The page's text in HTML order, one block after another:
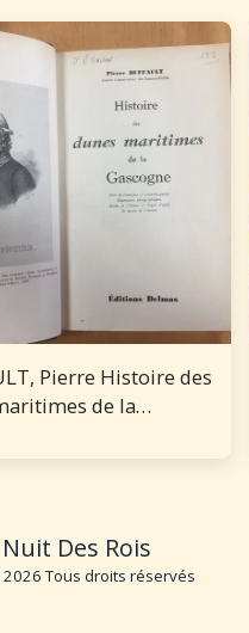
Pierre Histoire des
de la
Des Rois
Tous droits réservés